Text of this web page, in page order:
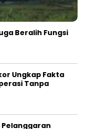
Beralih Fungsi
Ungkap Fakta
Tanpa